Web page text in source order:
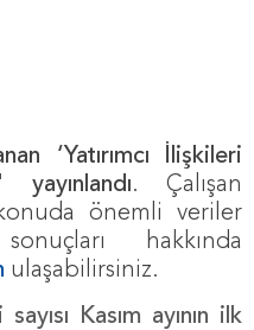
‘Yatırımcı İlişkileri
. Çalışan
önemli veriler
hakkında
ulaşabilirsiniz.
Kasım ayının ilk